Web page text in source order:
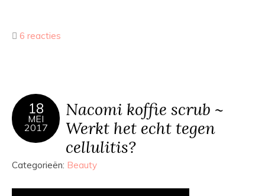
6 reacties
18
MEI
2017
Nacomi koffie scrub ~
Werkt het echt tegen
cellulitis?
Categorieën: Beauty